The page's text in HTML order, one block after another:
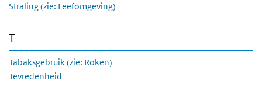
Straling (zie: Leefomgeving)
T
Tabaksgebruik (zie: Roken)
Tevredenheid